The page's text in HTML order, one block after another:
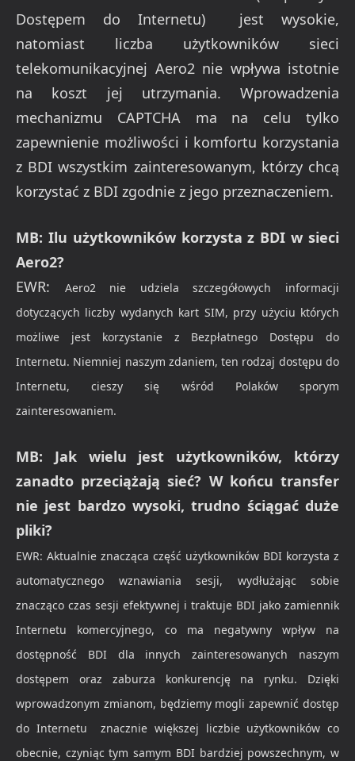
Dostępem do Internetu) jest wysokie,
natomiast liczba użytkowników sieci
telekomunikacyjnej Aero2 nie wpływa istotnie
na koszt jej utrzymania. Wprowadzenia
mechanizmu CAPTCHA ma na celu tylko
zapewnienie możliwości i komfortu korzystania
z BDI wszystkim zainteresowanym, którzy chcą
korzystać z BDI zgodnie z jego przeznaczeniem.
MB: Ilu użytkowników korzysta z BDI w sieci
Aero2?
EWR:
Aero2 nie udziela szczegółowych informacji
dotyczących liczby wydanych kart SIM, przy użyciu których
możliwe jest korzystanie z Bezpłatnego Dostępu do
Internetu. Niemniej naszym zdaniem, ten rodzaj dostępu do
Internetu, cieszy się wśród Polaków sporym
zainteresowaniem.
MB: Jak wielu jest użytkowników, którzy
zanadto przeciążają sieć? W końcu transfer
nie jest bardzo wysoki, trudno ściągać duże
pliki?
EWR: Aktualnie znacząca część użytkowników BDI korzysta z
automatycznego wznawiania sesji, wydłużając sobie
znacząco czas sesji efektywnej i traktuje BDI jako zamiennik
Internetu komercyjnego, co ma negatywny wpływ na
dostępność BDI dla innych zainteresowanych naszym
dostępem oraz zaburza konkurencję na rynku. Dzięki
wprowadzonym zmianom, będziemy mogli zapewnić dostęp
do Internetu znacznie większej liczbie użytkowników co
obecnie, czyniąc tym samym BDI bardziej powszechnym, w